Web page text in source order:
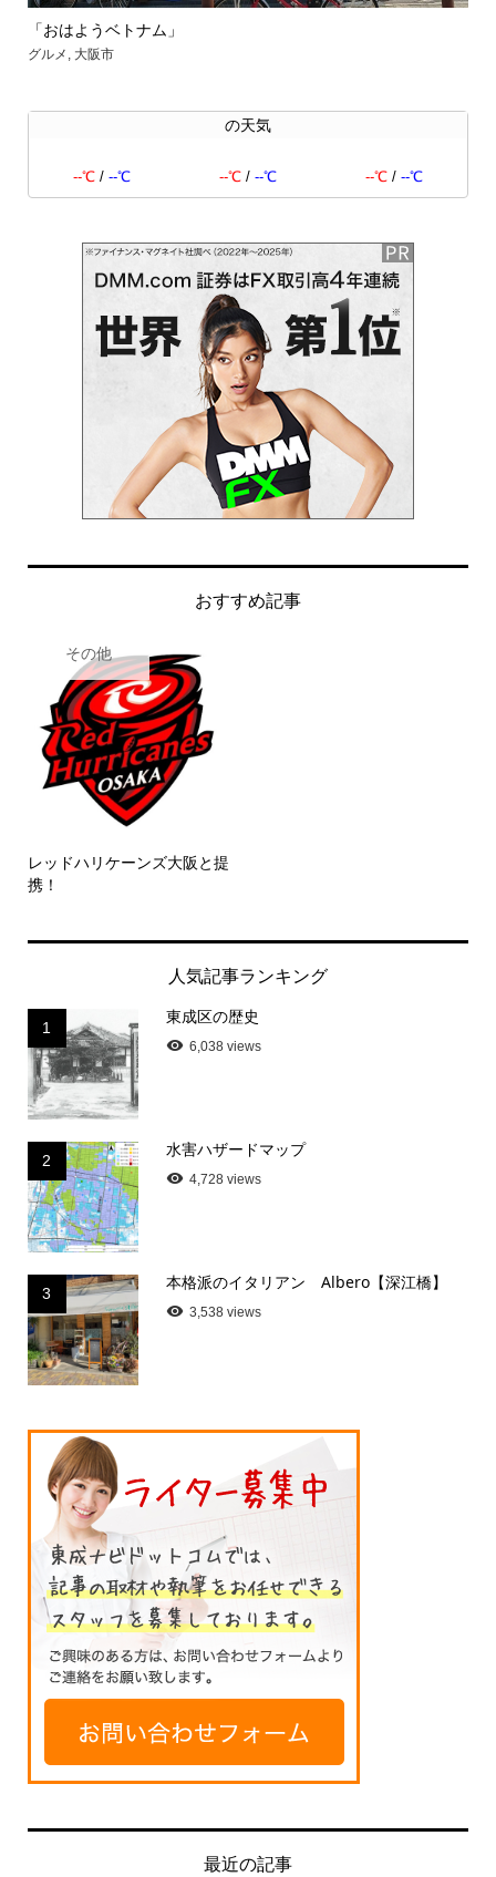
「おはようベトナム」
グルメ , 大阪市
の天気
--℃/ --℃ --℃/ --℃ --℃ /--℃
おすすめ記事
その他
レッドハリケーンズ大阪と提
携！
人気記事ランキング
1
東成区の歴史
6,038 views
2
水害ハザードマップ
4,728 views
3
本格派のイタリアン Albero【深江橋】
3,538 views
最近の記事